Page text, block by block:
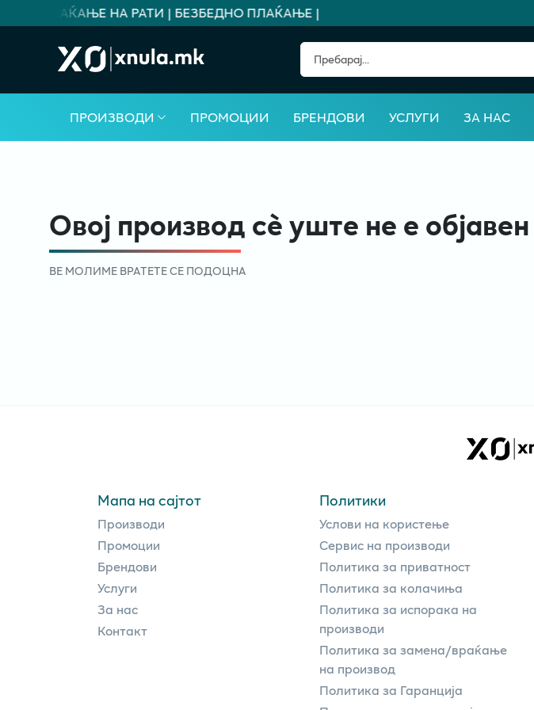
ЗА ПЛАЌАЊЕ НА РАТИ | БЕЗБЕДНО ПЛАЌАЊЕ |
ПРОИЗВОДИ ПРОМОЦИИ БРЕНДОВИ УСЛУГИ ЗА НАС
Овој производ сè уште не е објавен
ВЕ МОЛИМЕ ВРАТЕТЕ СЕ ПОДОЦНА
Мапа на сајтот
Производи
Промоции
Брендови
Услуги
За нас
Контакт
Политики
Услови на користење
Сервис на производи
Политика за приватност
Политика за колачиња
Политика за испорака на
производи
Политика за замена/враќање
на производ
Политика за Гаранција